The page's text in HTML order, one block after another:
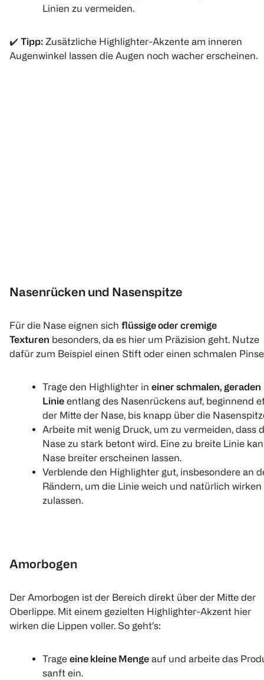
Linien zu vermeiden.
✔️ Tipp: Zusätzliche Highlighter-Akzente am inneren
Augenwinkel lassen die Augen noch wacher erscheinen.
Nasenrücken und Nasenspitze
Für die Nase eignen sich flüssige oder cremige
Texturen besonders, da es hier um Präzision geht. Nutze
dafür zum Beispiel einen Stift oder einen schmalen
Trage den Highlighter in einer schmalen, geraden
Linie entlang des Nasenrückens auf, beginnend
der Mitte der Nase, bis knapp über die
Arbeite mit wenig Druck, um zu vermeiden, dass
Nase zu stark betont wird. Eine zu breite Linie
Nase breiter erscheinen lassen.
Verblende den Highlighter gut, insbesondere an
Rändern, um die Linie weich und natürlich wirken
zulassen.
Amorbogen
Der Amorbogen ist der Bereich direkt über der Mitte der
Oberlippe. Mit einem gezielten Highlighter-Akzent hier
wirken die Lippen voller. So geht’s:
Trage eine kleine Menge auf und arbeite das
sanft ein.